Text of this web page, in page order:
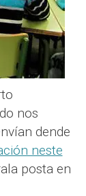
nos
dende
neste
posta en